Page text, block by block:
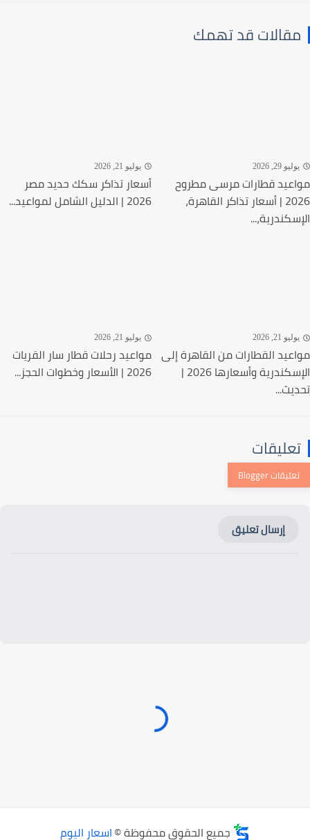
قد تهمك
29, 2026
قطارات مرسى مطروح
2026 | أسعار تذاكر القاهرة،
يوليو 21, 2026
أسعار تذاكر سكك حديد مصر
2026 | الدليل الشامل لمواعيد...
21, 2026
القطارات من القاهرة إلى
الإسكندرية وأسعارها 2026 |
يوليو 21, 2026
مواعيد رحلات قطار سار القريات
2026 | الأسعار وخطوات الحجز...
إرسال تعليق
جميع الحقوق محفوظة ©اسعار اليوم